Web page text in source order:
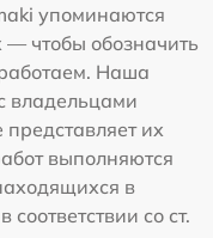
упоминаются
чтобы обозначить
Наша
владельцами
их
выполняются
в
со ст.